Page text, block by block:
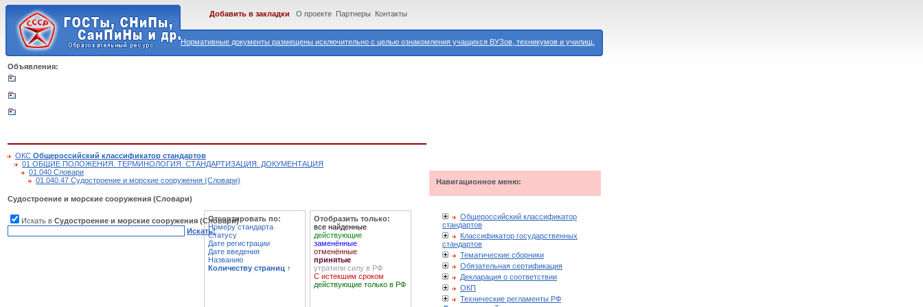
Нормативные документы размещены исключительно с целью ознакомления учащихся ВУЗов, техникумов и училищ.
Добавить в закладки О проекте Партнеры Контакты
Объявления:
ОКС Общероссийский классификатор стандартов
01 ОБЩИЕ ПОЛОЖЕНИЯ. ТЕРМИНОЛОГИЯ. СТАНДАРТИЗАЦИЯ. ДОКУМЕНТАЦИЯ
01.040 Словари
01.040.47 Судостроение и морские сооружения (Словари)
Судостроение и морские сооружения (Словари)
Искать в Судостроение и морские сооружения (Словари)
Искать!
Отсортировать по:
Номеру стандарта
Статусу
Дате регистрации
Дате введения
Названию
Количеству страниц ↑
Отобразить только:
все найденные
действующие
заменённые
отменённые
принятые
утратили силу в РФ
С истекшим сроком
действующие только в РФ
Навигационное меню:
Общероссийский классификатор
стандартов
Классификатор государственных
стандартов
Тематические сборники
Обязательная сертификация
Декларация о соответствии
ОКП
Технические регламенты РФ